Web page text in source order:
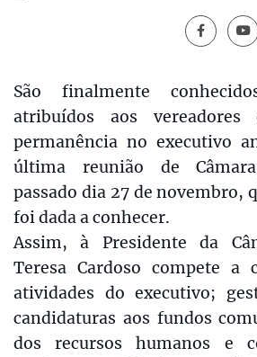
São finalmente
atribuídos aos
permanência no executivo
última reunião de
passado dia 27 de novembro,
foi dada a conhecer.
Assim, à Presidente da
Teresa Cardoso compete a
atividades do executivo;
candidaturas aos fundos
dos recursos humanos e